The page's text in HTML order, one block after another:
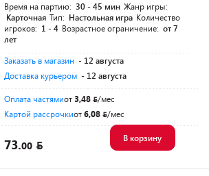
Время на партию: 30 - 45 мин Жанр игры:
Карточная Тип: Настольная игра Количество
игроков: 1 - 4 Возрастное ограничение: от 7
лет
Заказать в магазин - 12 августа
Доставка курьером - 12 августа
Оплата частямиот3,48
/мес
Картой рассрочкиот6,08 /мес
73.00
В корзину